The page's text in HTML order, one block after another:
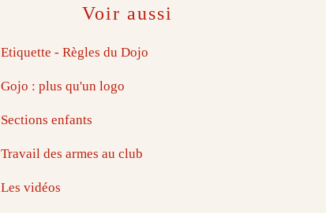
Voir aussi
Etiquette - Règles du Dojo
Gojo : plus qu'un logo
Sections enfants
Travail des armes au club
Les vidéos